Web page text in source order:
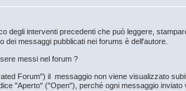
degli interventi precedenti che può leggere,
messaggi pubblicati nei forums è dell'autore.
messi nel forum ?
Forum") il messaggio non viene visualizzato
"Aperto" ("Open"), perché ogni messaggio inviato